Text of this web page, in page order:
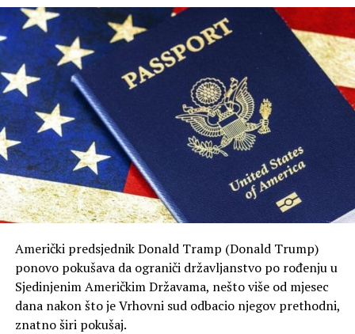
Američki predsjednik Donald Tramp (Donald Trump)
ponovo pokušava da ograniči državljanstvo po rođenju u
Sjedinjenim Američkim Državama, nešto više od mjesec
dana nakon što je Vrhovni sud odbacio njegov prethodni,
znatno širi pokušaj.